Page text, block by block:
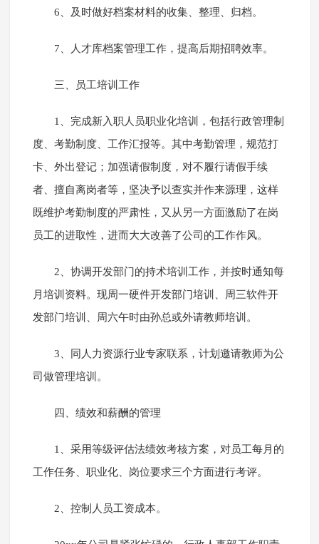
6、及时做好档案材料的收集、整理、归档。
7、人才库档案管理工作，提高后期招聘效率。
三、员工培训工作
1、完成新入职人员职业化培训，包括行政管理制
度、考勤制度、工作汇报等。其中考勤管理，规范打
卡、外出登记；加强请假制度，对不履行请假手续
者、擅自离岗者等，坚决予以查实并作来源理，这样
既维护考勤制度的严肃性，又从另一方面激励了在岗
员工的进取性，进而大大改善了公司的工作作风。
2、协调开发部门的持术培训工作，并按时通知每
月培训资料。现周一硬件开发部门培训、周三软件开
发部门培训、周六午时由孙总或外请教师培训。
3、同人力资源行业专家联系，计划邀请教师为公
司做管理培训。
四、绩效和薪酬的管理
1、采用等级评估法绩效考核方案，对员工每月的
工作任务、职业化、岗位要求三个方面进行考评。
2、控制人员工资成本。